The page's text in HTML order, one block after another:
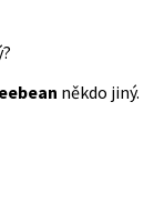
někdo jiný.